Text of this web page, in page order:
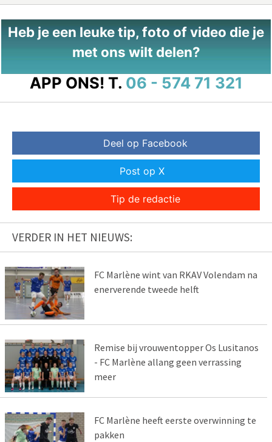
Heb je een leuke tip, foto of video die je
met ons wilt delen?
APP ONS! T. 06 - 574 71 321
Deel op Facebook
Post op X
Tip de redactie
VERDER IN HET NIEUWS:
FC Marlène wint van RKAV Volendam na
enerverende tweede helft
Remise bij vrouwentopper Os Lusitanos
- FC Marlène allang geen verrassing
meer
FC Marlène heeft eerste overwinning te
pakken